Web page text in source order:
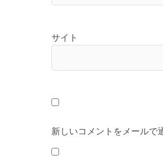
サイト
新しいコメントをメールで